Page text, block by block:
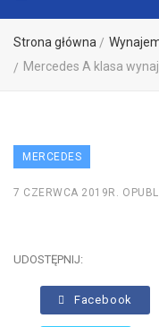
Strona główna
Mercedes A klasa
MERCEDES
7 CZERWCA 2019R.
UDOSTĘPNIJ:
Facebook